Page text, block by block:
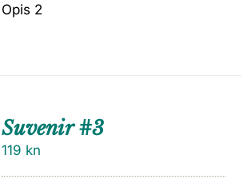
Opis 2
Suvenir #3
119 kn